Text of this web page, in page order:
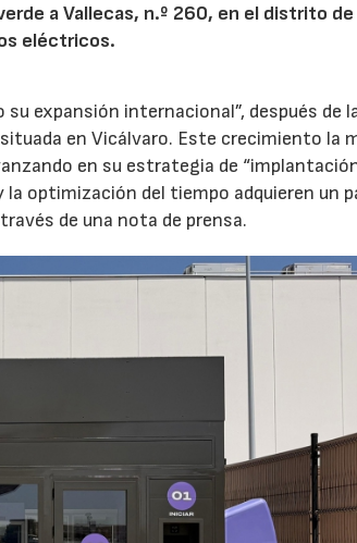
a Vallecas, n.º 260, en el distrito de
eléctricos.
expansión internacional”, después de
en Vicálvaro. Este crecimiento la
en su estrategia de
optimización del tiempo adquieren un
de una nota de prensa.